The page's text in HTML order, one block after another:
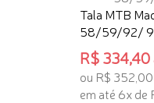
Tala MTB
58/59/92/
R$
ou R$ 352,00
em até 6x de